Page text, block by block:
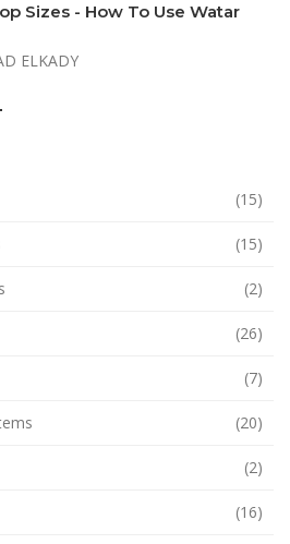
Sizes - How To Use Watar
ELKADY
(15)
(15)
(2)
(26)
(7)
(20)
(2)
(16)